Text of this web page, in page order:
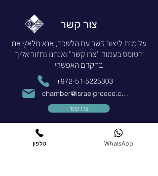
צור קשר
על מנת ליצור קשר עם הלשכה, אנא מלא/י את
הטופס בעמוד "צרו קשר" ואנחנו נחזור אליך
בהקדם האפשרי
+972-51-5225303
chamber@israelgreece.com
צרו קשר
טלפון WhatsApp